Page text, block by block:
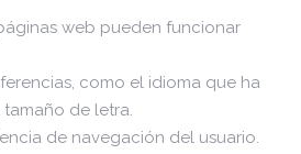
web pueden funcionar
como el idioma que ha
de letra.
de navegación del usuario.